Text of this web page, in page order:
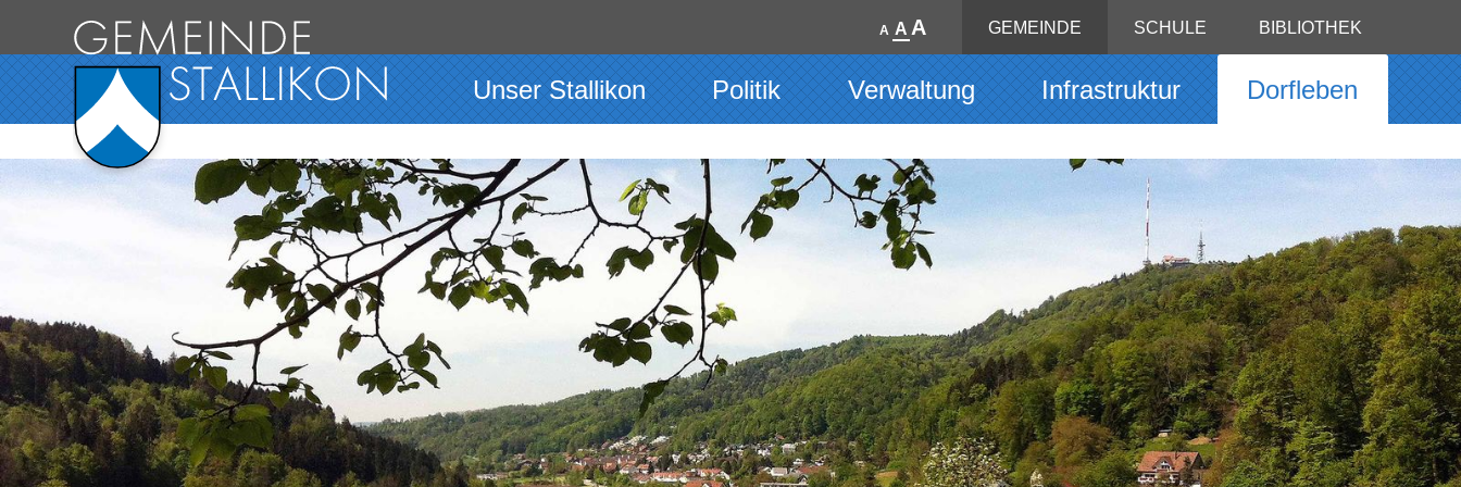
A A A GEMEINDE SCHULE BIBLIOTHEK
Hauptnavigation Unser Stallikon Politik Verwaltung Infrastruktur Dorfleben